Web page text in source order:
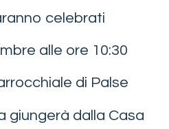
celebrati
alle ore 10:30
di Palse
giungerà dalla Casa